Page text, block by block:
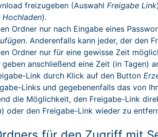
freizugeben (AuswahlFreigabe Link
Hochladen).
Ordner nur nach Eingabe eines
. Anderenfalls kann jeder, der den
Ordner nur für eine gewisse Zeit
geben anschließend eine Zeit (in Tagen)
Link durch Klick auf den Button
Links und gegebenenfalls das von
die Möglichkeit, den Freigabe-Link
) oder den Freigabe-Link wieder zu